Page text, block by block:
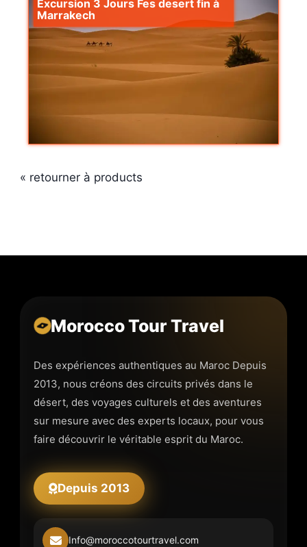
Excursion 3 Jours Fes desert fin à
Marrakech
« retourner à products
Morocco Tour Travel
Des expériences authentiques au Maroc Depuis
2013, nous créons des circuits privés dans le
désert, des voyages culturels et des aventures
sur mesure avec des experts locaux, pour vous
faire découvrir le véritable esprit du Maroc.
Depuis 2013
Info@moroccotourtravel.com